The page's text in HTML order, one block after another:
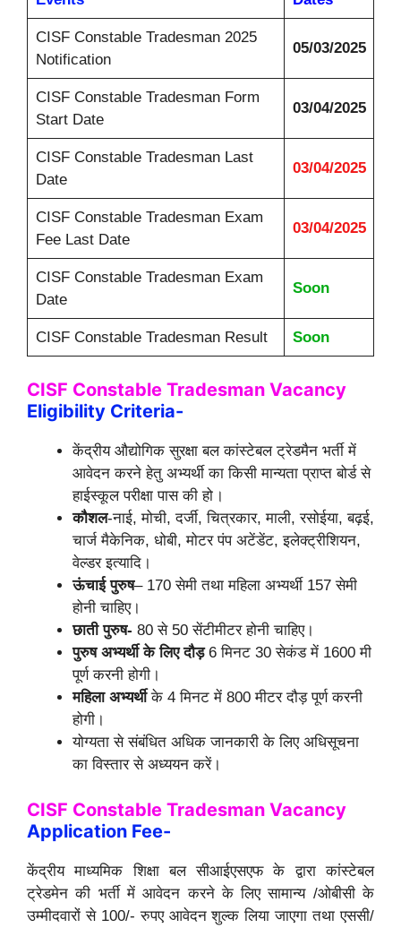
CISF Constable Tradesman 2025
Notification
05/03/2025
CISF Constable TradesmanForm
Start Date
03/04/2025
CISF Constable TradesmanLast
Date
03/04/2025
CISF Constable TradesmanExam
Fee Last Date
03/04/2025
CISF Constable TradesmanExam
Date
Soon
CISF Constable TradesmanResult Soon
CISF Constable Tradesman Vacancy
Eligibility Criteria-
केंद्रीय औद्योगिक सुरक्षा बल कांस्टेबल ट्रेडमैन भर्ती में
आवेदन करने हेतु अभ्यर्थी का किसी मान्यता प्राप्त बोर्ड से
हाईस्कूल परीक्षा पास की हो ।
कौशल-नाई, मोची, दर्जी, चित्रकार, माली, रसोईया, बढ़ई,
चार्ज मैकेनिक, धोबी, मोटर पंप अटेंडेंट, इलेक्ट्रीशियन,
वेल्डर इत्यादि।
ऊंचाई पुरुष– 170 सेमी तथा महिला अभ्यर्थी 157 सेमी
होनी चाहिए।
छाती पुरुष- 80 से 50 सेंटीमीटर होनी चाहिए।
पुरुष अभ्यर्थी के लिए दौड़6 मिनट 30 सेकंड में 1600 मी
पूर्ण करनी होगी।
महिला अभ्यर्थीके 4 मिनट में 800 मीटर दौड़ पूर्ण करनी
होगी।
योग्यता से संबंधित अधिक जानकारी के लिए अधिसूचना
का विस्तार से अध्ययन करें।
CISF Constable Tradesman Vacancy
Application Fee-
केंद्रीय माध्यमिक शिक्षा बल सीआईएसएफ के द्वारा कांस्टेबल
ट्रेडमेन की भर्ती में आवेदन करने के लिए सामान्य /ओबीसी के
उम्मीदवारों से 100/- रुपए आवेदन शुल्क लिया जाएगा तथा एससी/